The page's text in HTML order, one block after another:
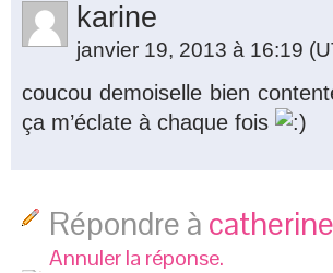
karine
janvier 19, 2013 à 16:19
coucou demoiselle bien
ça m’éclate à chaque fois
Répondre à catherine
Annuler la réponse.